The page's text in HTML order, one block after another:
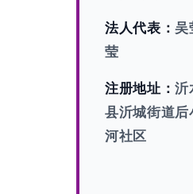
法人代表：吴
莹
注册地址：沂
县沂城街道后
河社区